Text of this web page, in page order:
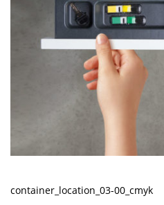
container_location_03-00_cmyk